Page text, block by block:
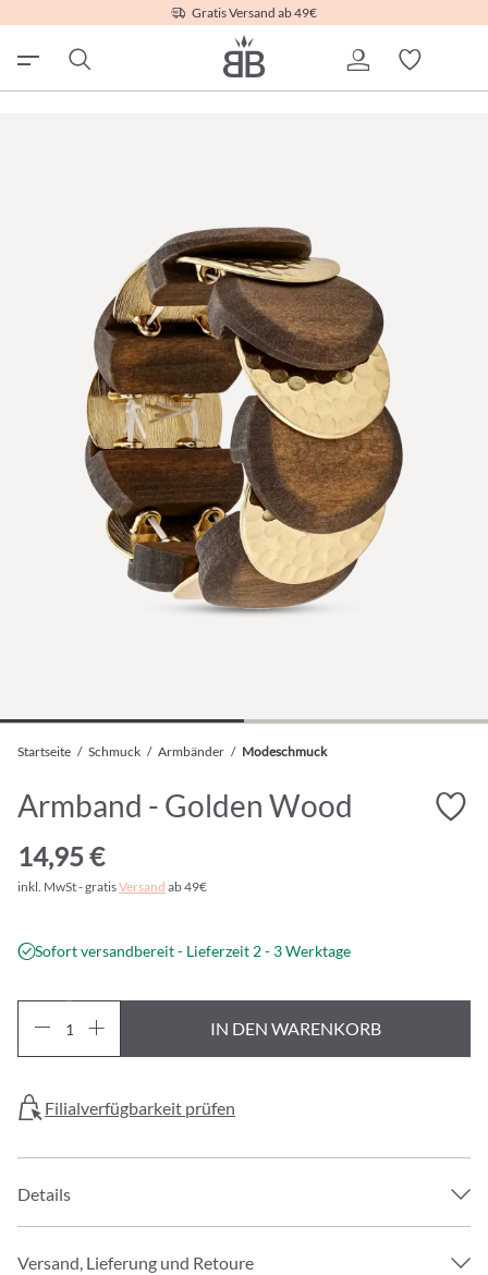
Gratis Versand ab 49€
Startseite / Schmuck / Armbänder / Modeschmuck
Armband - Golden Wood
14,95 €
inkl. MwSt - gratisVersand ab 49€
Sofort versandbereit - Lieferzeit 2 - 3 Werktage
IN DEN WARENKORB
Filialverfügbarkeit prüfen
Details
Versand, Lieferung und Retoure